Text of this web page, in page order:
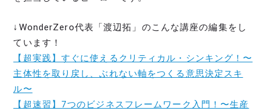
↓WonderZero代表「渡辺拓」のこんな講座の編集をし
ています！
【超実践】すぐに使えるクリティカル・シンキング！〜
主体性を取り戻し、ぶれない軸をつくる意思決定スキ
ル〜
【超速習】7つのビジネスフレームワーク入門！〜生産